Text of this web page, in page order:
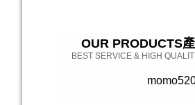
OUR PRODUCTS
BEST SERVICE & HIGH